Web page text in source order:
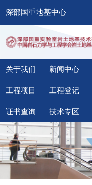
深部国重地基中心
关于我们 新闻中心
工程项目 工程登记
证书查询 技术专区